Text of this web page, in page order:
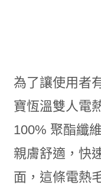
為了讓使用者
寶恆溫雙人電
100% 聚酯纖
親膚舒適，快
面，這條電熱